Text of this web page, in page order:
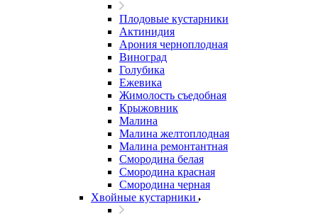
Плодовые кустарники
Актинидия
Арония черноплодная
Виноград
Голубика
Ежевика
Жимолость съедобная
Крыжовник
Малина
Малина желтоплодная
Малина ремонтантная
Смородина белая
Смородина красная
Смородина черная
Хвойные кустарники